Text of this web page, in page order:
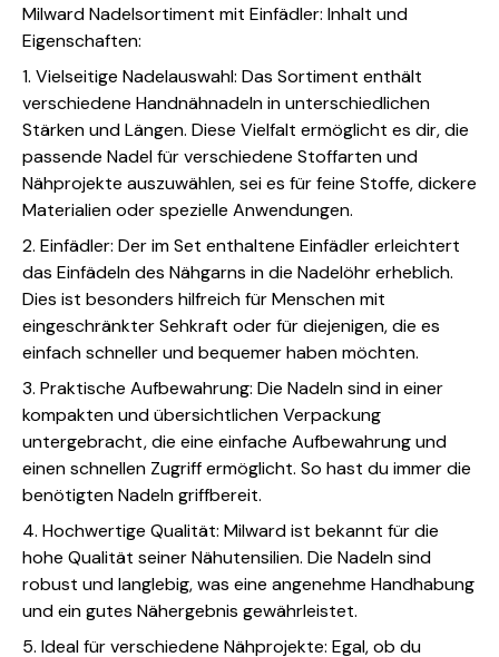
Milward Nadelsortiment mit Einfädler: Inhalt und
Eigenschaften:
1. Vielseitige Nadelauswahl: Das Sortiment enthält
verschiedene Handnähnadeln in unterschiedlichen
Stärken und Längen. Diese Vielfalt ermöglicht es dir, die
passende Nadel für verschiedene Stoffarten und
Nähprojekte auszuwählen, sei es für feine Stoffe, dickere
Materialien oder spezielle Anwendungen.
2. Einfädler: Der im Set enthaltene Einfädler erleichtert
das Einfädeln des Nähgarns in die Nadelöhr erheblich.
Dies ist besonders hilfreich für Menschen mit
eingeschränkter Sehkraft oder für diejenigen, die es
einfach schneller und bequemer haben möchten.
3. Praktische Aufbewahrung: Die Nadeln sind in einer
kompakten und übersichtlichen Verpackung
untergebracht, die eine einfache Aufbewahrung und
einen schnellen Zugriff ermöglicht. So hast du immer die
benötigten Nadeln griffbereit.
4. Hochwertige Qualität: Milward ist bekannt für die
hohe Qualität seiner Nähutensilien. Die Nadeln sind
robust und langlebig, was eine angenehme Handhabung
und ein gutes Nähergebnis gewährleistet.
5. Ideal für verschiedene Nähprojekte: Egal, ob du